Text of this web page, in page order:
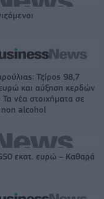
Τζίρος 98,7
και αύξηση κερδών
νέα στοιχήματα σε
alcohol
εκατ. ευρώ – Καθαρά